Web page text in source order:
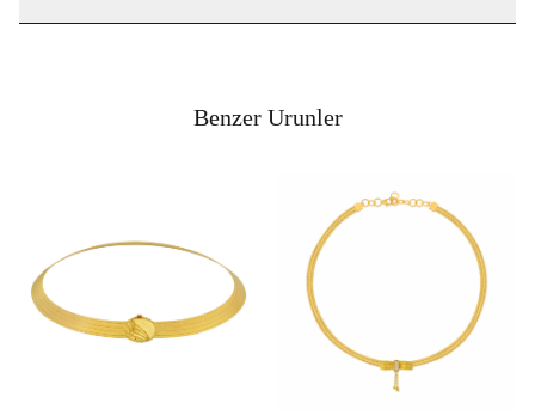
Benzer Urunler